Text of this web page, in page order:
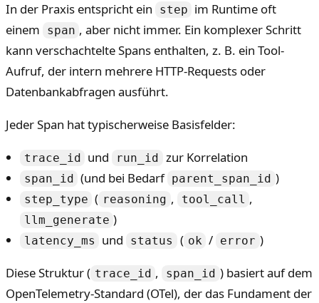
In der Praxis entspricht ein
step im Runtime oft
einem
span , aber nicht immer. Ein komplexer Schritt
kann verschachtelte Spans enthalten, z. B. ein Tool-
Aufruf, der intern mehrere HTTP-Requests oder
Datenbankabfragen ausführt.
Jeder Span hat typischerweise Basisfelder:
trace_id und run_id zur Korrelation
span_id (und bei Bedarf parent_span_id )
step_type ( reasoning , tool_call ,
llm_generate )
latency_ms und status ( ok / error )
Diese Struktur ( trace_id , span_id ) basiert auf dem
OpenTelemetry-Standard (OTel), der das Fundament der